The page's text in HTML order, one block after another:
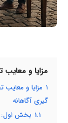
مزایا و
1 مزایا و
گیری آگاهانه
1.1 بخش اول: